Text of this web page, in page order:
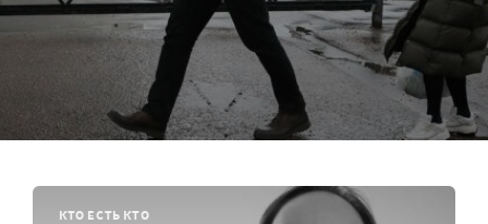
КТО ЕСТЬ КТО